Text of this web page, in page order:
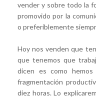
vender y sobre todo la
promovido por la
o preferiblemente
Hoy nos venden que
que tenemos que
dicen es como
fragmentación
diez horas. Lo